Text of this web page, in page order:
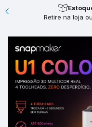
Retire na loja